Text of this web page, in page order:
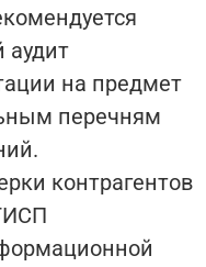
аудит
на предмет
перечням
контрагентов